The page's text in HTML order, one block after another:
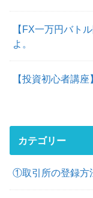
【FX一万円バト
よ。
【投資初心者講
カテゴリー
①取引所の登録方